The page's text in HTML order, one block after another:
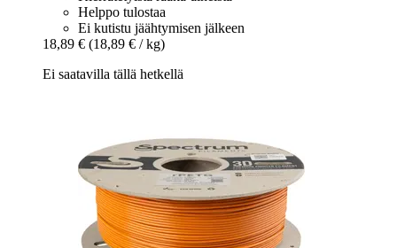
Helppo tulostaa
Ei kutistu jäähtymisen jälkeen
18,89 € (18,89 € / kg)
Ei saatavilla tällä hetkellä